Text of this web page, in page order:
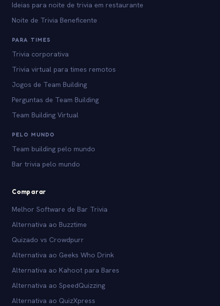
Ideias para noite de trivia em restaurante
Noite de Trivia Beneficente
PARA TIMES
Trivia corporativa
Trivia virtual para times remotos
Jogos de Team Building
Perguntas de Team Building
Team Building Virtual
PELO MUNDO
Team building pelo mundo
Bar trivia pelo mundo
Comparar
Melhor Software de Bar Trivia
Alternativa ao Buzztime
Quizado vs Crowdpurr
Alternativa ao Geeks Who Drink
Alternativa ao Kahoot para Bares
Alternativa ao SpeedQuizzing
Alternativa ao QuizXpress